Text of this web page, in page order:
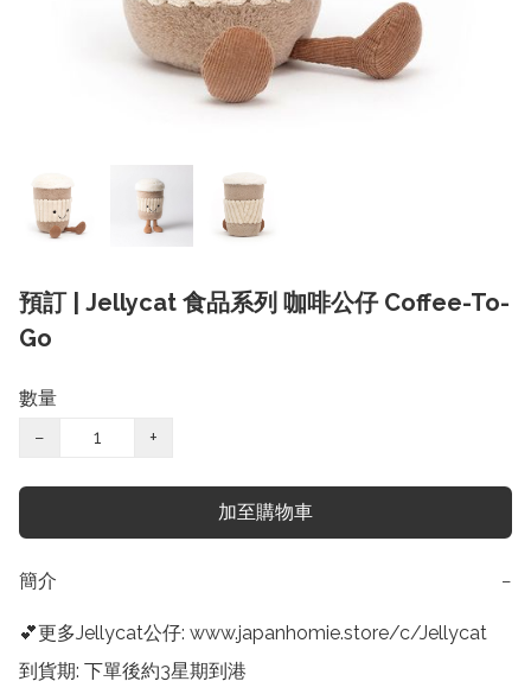
預訂 | Jellycat 食品系列 咖啡公仔 Coffee-To-
Go
數量
−
+
加至購物車
簡介 −
💕更多Jellycat公仔: www.japanhomie.store/c/Jellycat
到貨期: 下單後約3星期到港